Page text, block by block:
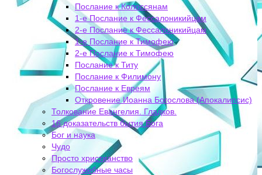
Послание к Колоссянам
1-е Послание к Фессалоникийцам
2-е Послание к Фессалоникийцам
1-е Послание к Тимофею
2-е Послание к Тимофею
Послание к Титу
Послание к Филимону
Послание к Евреям
Откровение Иоанна Богослова (Апокалипсис)
Толкование Евангелия. Гладков.
16 доказательств бытия Бога
Бог и наука
Чудо
Просто христианство
Богослужебные часы